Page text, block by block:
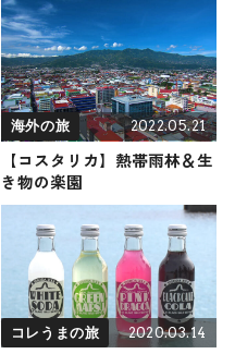
海外の旅 2022.05.21
【コスタリカ】熱帯雨林＆生
き物の楽園
コレうまの旅 2020.03.14